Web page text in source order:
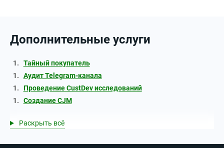
Дополнительные услуги
Тайный покупатель
Аудит Telegram-канала
Проведение CustDev исследований
Создание CJM
Раскрыть всё